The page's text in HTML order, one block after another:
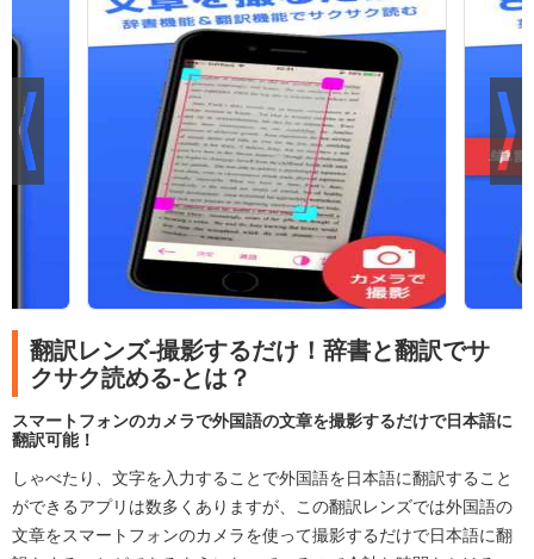
翻訳レンズ-撮影するだけ！辞書と翻訳でサ
クサク読める-とは？
スマートフォンのカメラで外国語の文章を撮影するだけで日本語に
翻訳可能！
しゃべたり、文字を入力することで外国語を日本語に翻訳すること
ができるアプリは数多くありますが、この翻訳レンズでは外国語の
文章をスマートフォンのカメラを使って撮影するだけで日本語に翻